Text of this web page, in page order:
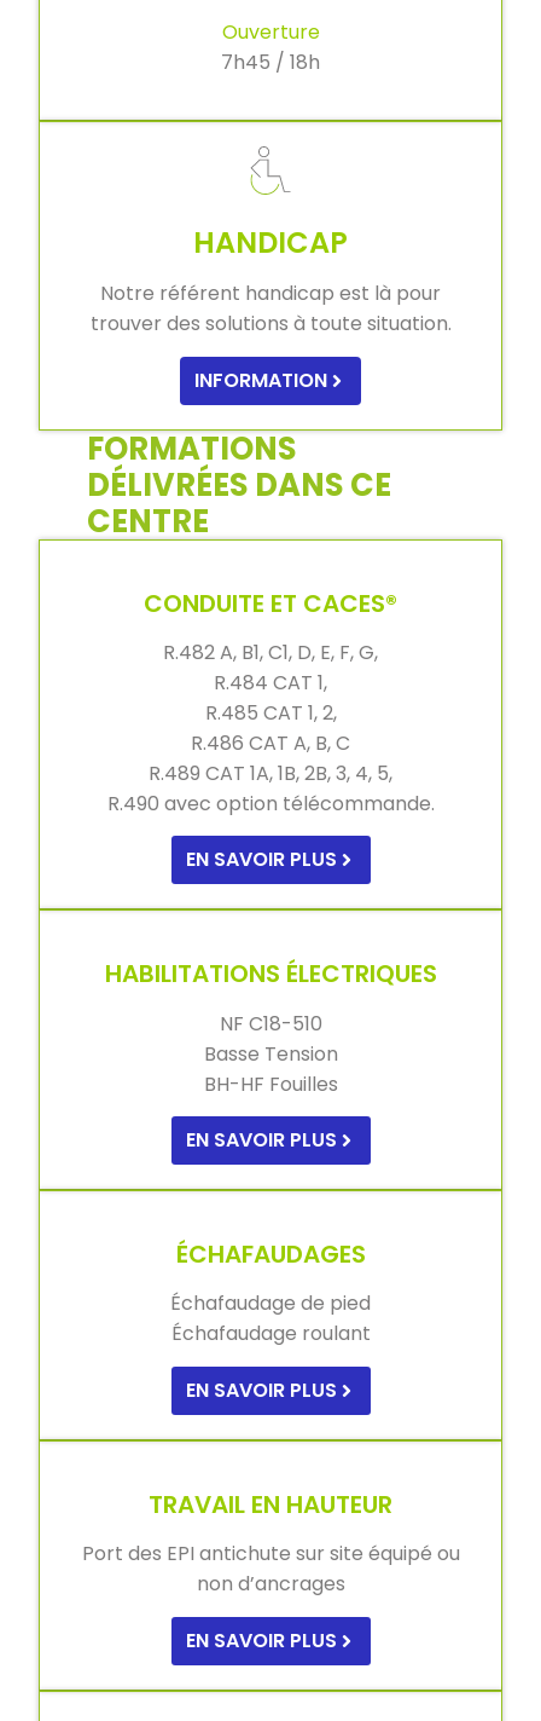
Ouverture
7h45 / 18h
HANDICAP
Notre référent handicap est là pour
trouver des solutions à toute situation.
INFORMATION
FORMATIONS
DÉLIVRÉES DANS CE
CENTRE
CONDUITE ET CACES®
R.482 A, B1, C1, D, E, F, G,
R.484 CAT 1,
R.485 CAT 1, 2,
R.486 CAT A, B, C
R.489 CAT 1A, 1B, 2B, 3, 4, 5,
R.490 avec option télécommande.
EN SAVOIR PLUS
HABILITATIONS ÉLECTRIQUES
NF C18-510
Basse Tension
BH-HF Fouilles
EN SAVOIR PLUS
ÉCHAFAUDAGES
Échafaudage de pied
Échafaudage roulant
EN SAVOIR PLUS
TRAVAIL EN HAUTEUR
Port des EPI antichute sur site équipé ou
non d’ancrages
EN SAVOIR PLUS